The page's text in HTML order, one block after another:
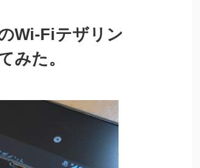
Wi-Fiテザリン
みた。